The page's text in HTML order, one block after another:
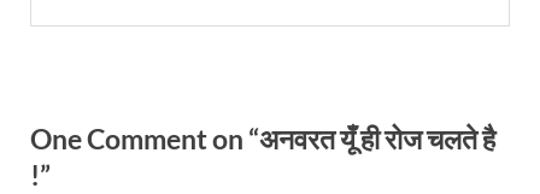
One Comment on “अनवरत यूँ ही रोज चलते है
!”